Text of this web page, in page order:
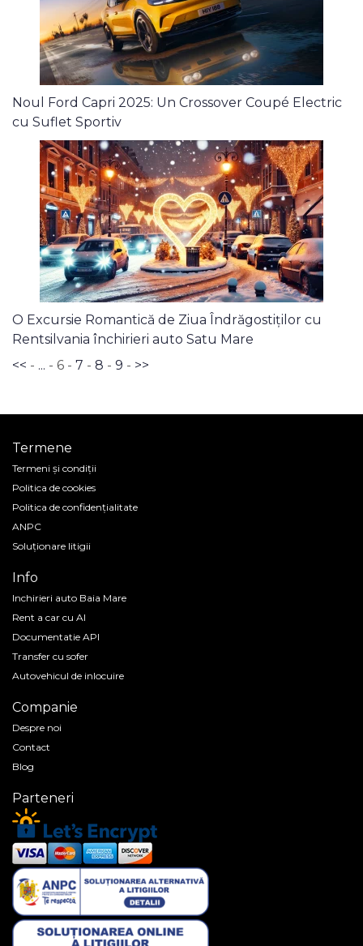
Noul Ford Capri 2025: Un Crossover Coupé Electric
cu Suflet Sportiv
O Excursie Romantică de Ziua Îndrăgostiților cu
Rentsilvania închirieri auto Satu Mare
<< - ... - 6 - 7 - 8 - 9 - >>
Termene
Termeni și condiții
Politica de cookies
Politica de confidenţialitate
ANPC
Soluționare litigii
Info
Inchirieri auto Baia Mare
Rent a car cu AI
Documentatie API
Transfer cu sofer
Autovehicul de inlocuire
Companie
Despre noi
Contact
Blog
Parteneri